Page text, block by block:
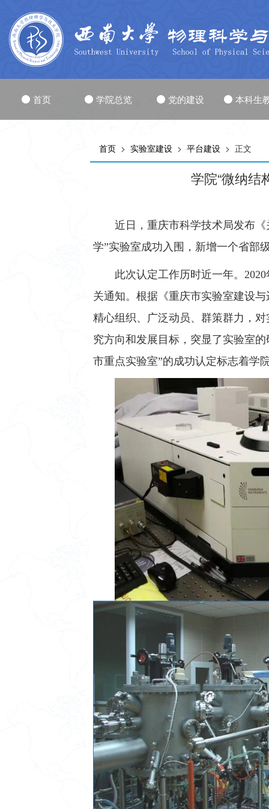
首页 学院总览 党的建设 本科生
首页 > 实验室建设 > 平台建设 > 正文
学院“微纳结
近日，重庆市科学技术局发布
学”实验室成功入围，新增一个省部
此次认定工作历时近一年。
关通知。根据《重庆市实验室建设
精心组织、广泛动员、群策群力，
究方向和发展目标，突显了实验室
市重点实验室”的成功认定标志着学